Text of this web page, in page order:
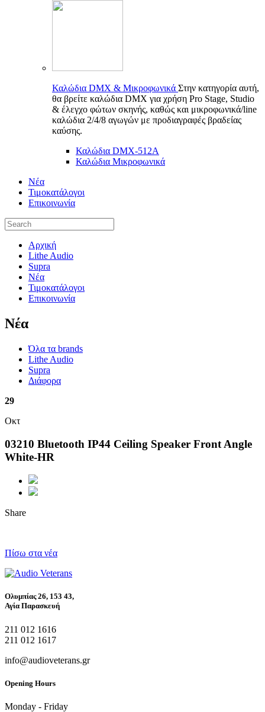
Καλώδια DMX & Μικροφωνικά Στην κατηγορία αυτή,
θα βρείτε καλώδια DMX για χρήση Pro Stage, Studio
& έλεγχο φώτων σκηνής, καθώς και μικροφωνικά/line
καλώδια 2/4/8 αγωγών με προδιαγραφές βραδείας
καύσης.
Καλώδια DMX-512A
Καλώδια Μικροφωνικά
Νέα
Τιμοκατάλογοι
Επικοινωνία
Αρχική
Lithe Audio
Supra
Νέα
Τιμοκατάλογοι
Επικοινωνία
Nέα
Όλα τα brands
Lithe Audio
Supra
Διάφορα
29
Οκτ
03210 Bluetooth IP44 Ceiling Speaker Front Angle
White-HR
Share
Πίσω στα νέα
Ολυμπίας 26, 153 43,
Αγία Παρασκευή
211 012 1616
211 012 1617
info@audioveterans.gr
Opening Hours
Monday - Friday